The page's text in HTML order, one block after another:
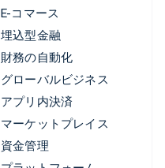
E-コマース
埋込型金融
財務の自動化
グローバルビジネス
アプリ内決済
マーケットプレイス
資金管理